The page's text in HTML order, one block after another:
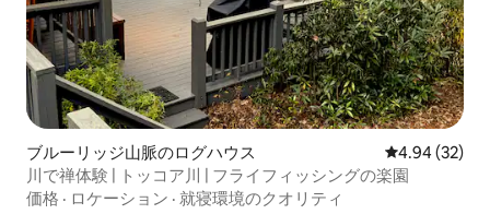
ブルーリッジ山脈のログハウス レビュー32
4.94 (32)
川で禅体験 | トッコア川 | フライフィッシングの楽園
価格 · ロケーション · 就寝環境のクオリティ